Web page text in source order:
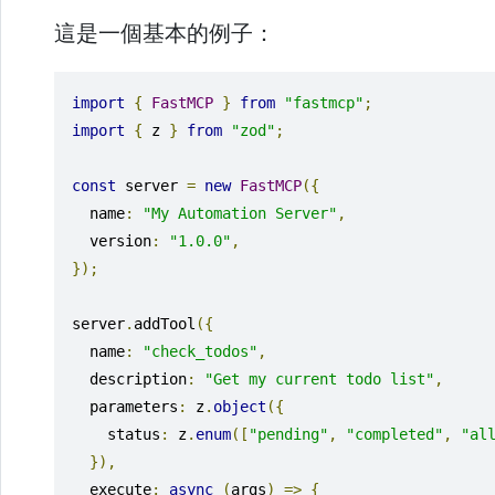
這是一個基本的例子：
import { FastMCP } from "fastmcp" ;
import
{ z } from "zod" ;
const server = new FastMCP({
  name
: "My Automation Server" ,
  version
: "1.0.0" ,
});
server. addTool ({
  name
: "check_todos" ,
  description
: "Get my current todo list" ,
  parameters
: z. object ({
    status
: z. enum([ "pending" , "completed" ,
}),
  execute
: async (args) => {